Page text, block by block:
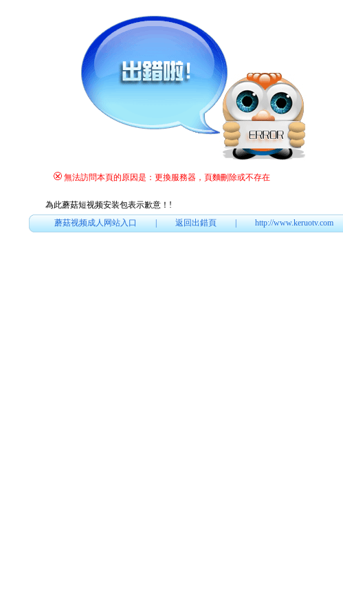
無法訪問本頁的原因是：更換服務器，頁麵刪除或不存在
為此蘑菇短视频安装包表示歉意！ !
蘑菇视频成人网站入口|返回出錯頁|http://www.keruotv.com